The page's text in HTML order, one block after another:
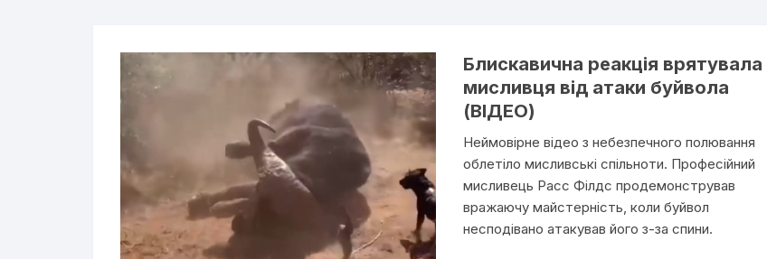
Блискавична реакція врятувала
мисливця від атаки буйвола
(ВІДЕО)
Неймовірне відео з небезпечного полювання
облетіло мисливські спільноти. Професійний
мисливець Расс Філдс продемонстрував
вражаючу майстерність, коли буйвол
несподівано атакував його з-за спини.